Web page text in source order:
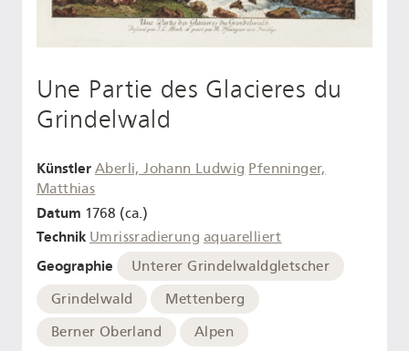
Une Partie des Glacieres du
Grindelwald
Künstler Aberli, Johann Ludwig Pfenninger,
Matthias
Datum 1768 (ca.)
Technik Umrissradierung aquarelliert
Geographie
Unterer Grindelwaldgletscher
Grindelwald
Mettenberg
Berner Oberland
Alpen